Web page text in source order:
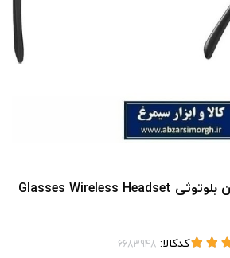
عینک آفتابی و هدفون بلوتوثی Glasses Wireless Headset
کدکالا: